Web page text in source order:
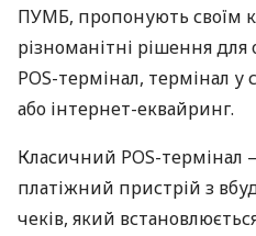
ПУМБ, пропонують своїм
різноманітні рішення для
POS-термінал, термінал
або інтернет-еквайринг.
Класичний POS-
платіжний пристрій з
чеків, який